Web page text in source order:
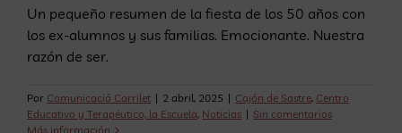
Un pequeño resumen de la fiesta de los 50 años con
los ex-alumnos y sus familias. Emocionante. Nuestra
razón de ser.
Por Comunicació Carrilet | 2 abril, 2025 | Cajón de Sastre, Centro
Educativo y Terapéutico, la Escuela, Noticias | Sin comentarios
Más información